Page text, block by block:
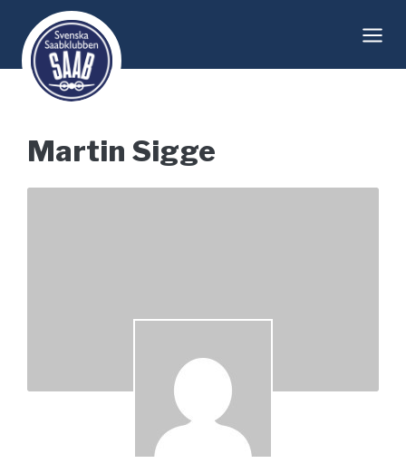
content
Martin Sigge